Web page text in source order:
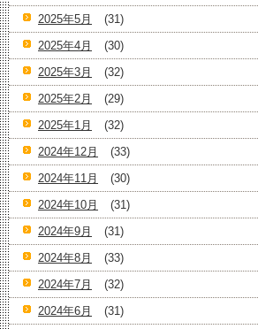
2025年5月
(31)
2025年4月
(30)
2025年3月
(32)
2025年2月
(29)
2025年1月
(32)
2024年12月
(33)
2024年11月
(30)
2024年10月
(31)
2024年9月
(31)
2024年8月
(33)
2024年7月
(32)
2024年6月
(31)